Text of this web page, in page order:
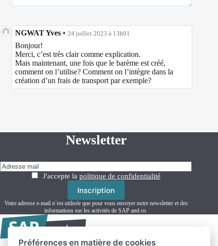
NGWAT Yves • 24 juillet 2023 à 13h01
Bonjour!
Merci, c’est très clair comme explication.
Mais maintenant, une fois que le barème est créé,
comment on l’utilise? Comment on l’intègre dans la
création d’un frais de transport par exemple?
Newsletter
J'accepte la politique de confidentialité
Votre adresse e-mail n’est utilisée que pour vous envoyer notre newsletter et des
informations sur les activités de SAP and co.
Préférences en matière de cookies